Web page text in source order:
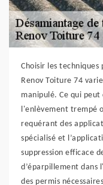
Choisir les
Renov Toiture 74
manipulé. Ce qui
l'enlèvement trempé
requérant des
spécialisé et
suppression efficace
d’éparpillement dans
des permis